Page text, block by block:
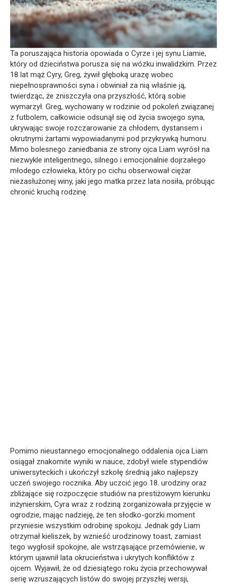
Ta poruszająca historia opowiada o Cyrze i jej synu Liamie,
który od dzieciństwa porusza się na wózku inwalidzkim. Przez
18 lat mąż Cyry, Greg, żywił głęboką urazę wobec
niepełnosprawności syna i obwiniał za nią właśnie ją,
twierdząc, że zniszczyła ona przyszłość, którą sobie
wymarzył. Greg, wychowany w rodzinie od pokoleń związanej
z futbolem, całkowicie odsunął się od życia swojego syna,
ukrywając swoje rozczarowanie za chłodem, dystansem i
okrutnymi żartami wypowiadanymi pod przykrywką humoru.
Mimo bolesnego zaniedbania ze strony ojca Liam wyrósł na
niezwykle inteligentnego, silnego i emocjonalnie dojrzałego
młodego człowieka, który po cichu obserwował ciężar
niezasłużonej winy, jaki jego matka przez lata nosiła, próbując
chronić kruchą rodzinę.
Pomimo nieustannego emocjonalnego oddalenia ojca Liam
osiągał znakomite wyniki w nauce, zdobył wiele stypendiów
uniwersyteckich i ukończył szkołę średnią jako najlepszy
uczeń swojego rocznika. Aby uczcić jego 18. urodziny oraz
zbliżające się rozpoczęcie studiów na prestiżowym kierunku
inżynierskim, Cyra wraz z rodziną zorganizowała przyjęcie w
ogrodzie, mając nadzieję, że ten słodko-gorzki moment
przyniesie wszystkim odrobinę spokoju. Jednak gdy Liam
otrzymał kieliszek, by wznieść urodzinowy toast, zamiast
tego wygłosił spokojne, ale wstrząsające przemówienie, w
którym ujawnił lata okrucieństwa i ukrytych konfliktów z
ojcem. Wyjawił, że od dziesiątego roku życia przechowywał
serię wzruszających listów do swojej przyszłej wersji,